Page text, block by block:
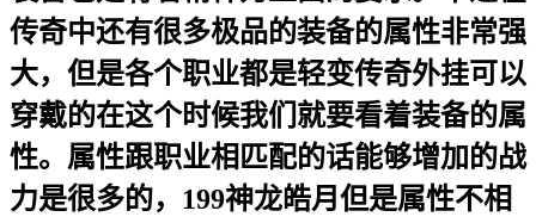
传奇中还有很多极品的装备的属性非常强
大，但是各个职业都是轻变传奇外挂可以
穿戴的在这个时候我们就要看着装备的属
性。属性跟职业相匹配的话能够增加的战
力是很多的，199神龙皓月但是属性不相